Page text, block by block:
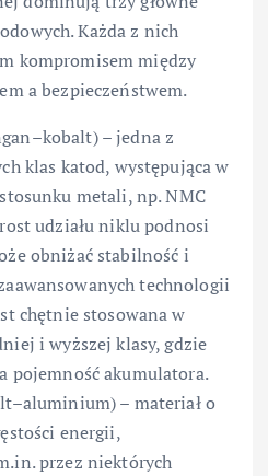
Każda z nich
kompromisem między
a bezpieczeństwem.
– jedna z
klas katod, występująca w
metali, np. NMC
udziału niklu podnosi
obniżać stabilność i
technologii
chętnie stosowana w
i wyższej klasy, gdzie
pojemność akumulatora.
– materiał o
energii,
przez niektórych